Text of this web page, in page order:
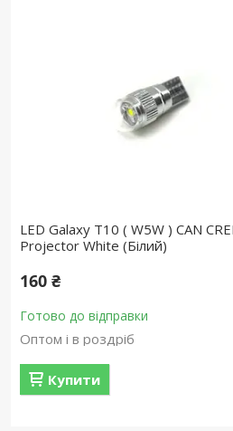
LED Galaxy T10 ( W5W ) CAN
Projector White (Білий)
160 ₴
Готово до відправки
Оптом і в роздріб
Купити